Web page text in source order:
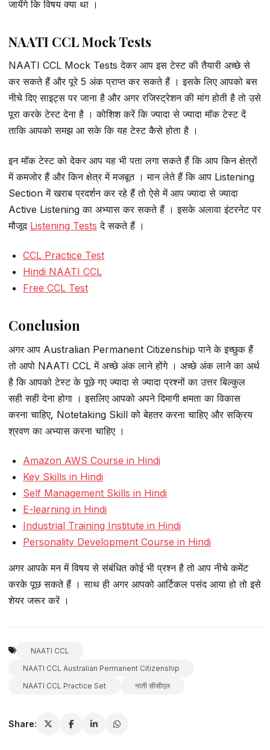
जायेंगे कि विषय क्या था ।
NAATI CCL Mock Tests
NAATI CCL Mock Tests देकर आप इस टेस्ट की तैयारी अच्छे से
कर सकते हैं और पूरे 5 अंक प्राप्त कर सकते हैं । इसके लिए आपको बस
नीचे दिए साइट्स पर जाना है और अगर रजिस्ट्रेशन की मांग होती है तो उसे
पूरा करके टेस्ट देना है । कोशिश करें कि ज्यादा से ज्यादा मॉक टेस्ट दें
ताकि आपको समझ आ सके कि यह टेस्ट कैसे होता है ।
इन मॉक टेस्ट को देकर आप यह भी पता लगा सकते हैं कि आप किन क्षेत्रों
में कमजोर हैं और किन क्षेत्र में मजबूत । मान लेते हैं कि आप Listening
Section में खराब प्रदर्शन कर रहे हैं तो ऐसे में आप ज्यादा से ज्यादा
Active Listening का अभ्यास कर सकते हैं । इसके अलावा इंटरनेट पर
मौजूद Listening Tests दे सकते हैं ।
CCL Practice Test
Hindi NAATI CCL
Free CCL Test
Conclusion
अगर आप Australian Permanent Citizenship पाने के इच्छुक हैं
तो आपो NAATI CCL में अच्छे अंक लाने होंगे । अच्छे अंक लाने का अर्थ
है कि आपको टेस्ट के पूछे गए ज्यादा से ज्यादा प्रश्नों का उत्तर बिल्कुल
सही सही देना होगा । इसलिए आपको अपने दिमागी क्षमता का विकास
करना चाहिए, Notetaking Skill को बेहतर करना चाहिए और सक्रिय
श्रवण का अभ्यास करना चाहिए ।
Amazon AWS Course in Hindi
Key Skills in Hindi
Self Management Skills in Hindi
E-learning in Hindi
Industrial Training Institute in Hindi
Personality Development Course in Hindi
अगर आपके मन में विषय से संबंधित कोई भी प्रश्न है तो आप नीचे कमेंट
करके पूछ सकते हैं । साथ ही अगर आपको आर्टिकल पसंद आया हो तो इसे
शेयर जरूर करें ।
NAATI CCL
NAATI CCL Australian Permanent Citizenship
NAATI CCL Practice Set
नाती सीसीएल
Share: